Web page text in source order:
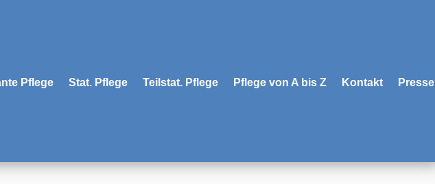
Pflege Stat. Pflege Teilstat. Pflege Pflege von A bis Z Kontakt Presse